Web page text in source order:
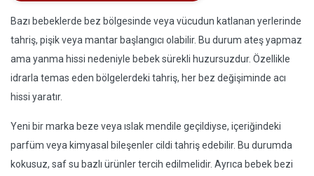
Bazı bebeklerde bez bölgesinde veya vücudun katlanan yerlerinde
tahriş, pişik veya mantar başlangıcı olabilir. Bu durum ateş yapmaz
ama yanma hissi nedeniyle bebek sürekli huzursuzdur. Özellikle
idrarla temas eden bölgelerdeki tahriş, her bez değişiminde acı
hissi yaratır.
Yeni bir marka beze veya ıslak mendile geçildiyse, içeriğindeki
parfüm veya kimyasal bileşenler cildi tahriş edebilir. Bu durumda
kokusuz, saf su bazlı ürünler tercih edilmelidir. Ayrıca bebek bezi